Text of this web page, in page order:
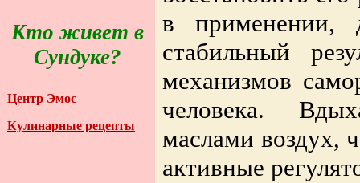
Кто живет в
Сундуке?
Центр Эмос
Кулинарные рецепты
в применении,
стабильный
механизмов
человека.
маслами воздух,
активные